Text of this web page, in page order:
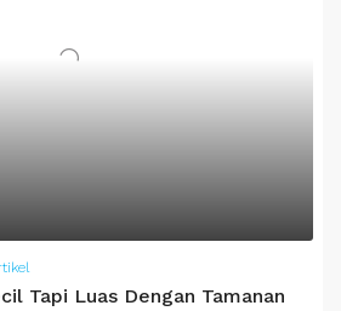
Tapi Luas Dengan Tamanan